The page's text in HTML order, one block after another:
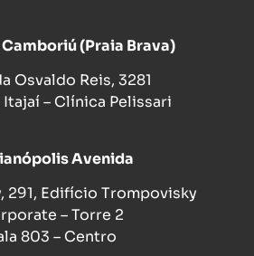
(Praia Brava)
Osvaldo Reis, 3281
Itajaí – Clínica Pelissari
Avenida
291, Edifício Trompovisky
– Torre 2
803 – Centro